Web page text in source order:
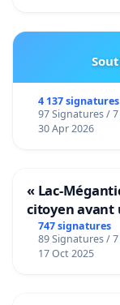
4 137 signatures
97 Signatures /
30 Apr 2026
« Lac-
citoyen avant
de notre
747 signatures
89 Signatures /
17 Oct 2025